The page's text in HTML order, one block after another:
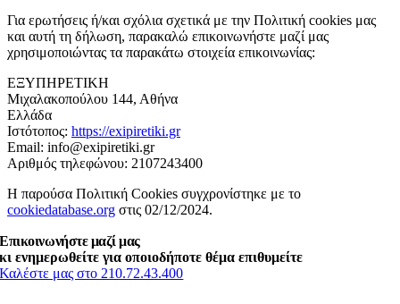
Για ερωτήσεις ή/και σχόλια σχετικά με την Πολιτική cookies μας
και αυτή τη δήλωση, παρακαλώ επικοινωνήστε μαζί μας
χρησιμοποιώντας τα παρακάτω στοιχεία επικοινωνίας:
ΕΞΥΠΗΡΕΤΙΚΗ
Μιχαλακοπούλου 144, Αθήνα
Ελλάδα
Ιστότοπος: https://exipiretiki.gr
Email: info@exipiretiki.gr
Αριθμός τηλεφώνου: 2107243400
Η παρούσα Πολιτική Cookies συγχρονίστηκε με το
cookiedatabase.org στις 02/12/2024.
Επικοινωνήστε μαζί μας
κι ενημερωθείτε για οποιοδήποτε θέμα επιθυμείτε
Καλέστε μας στο 210.72.43.400